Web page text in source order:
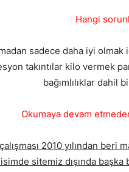
Hangi
sadece daha iyi olmak
takıntılar kilo vermek
bağımlılıklar dahil
Okumaya devam
2010 yılından beri
isimde sitemiz dışında